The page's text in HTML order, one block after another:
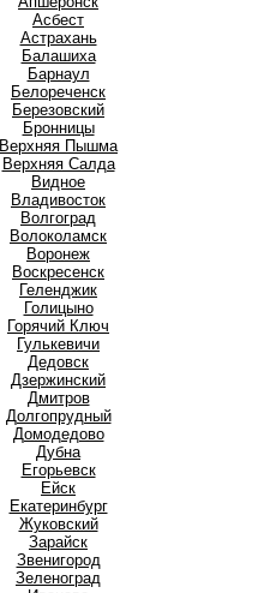
Асбест
Астрахань
Балашиха
Барнаул
Белореченск
Березовский
Бронницы
Верхняя Пышма
Верхняя Салда
Видное
Владивосток
Волгоград
Волоколамск
Воронеж
Воскресенск
Геленджик
Голицыно
Горячий Ключ
Гулькевичи
Дедовск
Дзержинский
Дмитров
Долгопрудный
Домодедово
Дубна
Егорьевск
Ейск
Екатеринбург
Жуковский
Зарайск
Звенигород
Зеленоград